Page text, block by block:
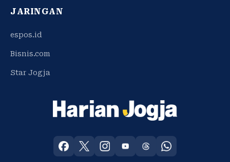
JARINGAN
espos.id
Bisnis.com
Star Jogja